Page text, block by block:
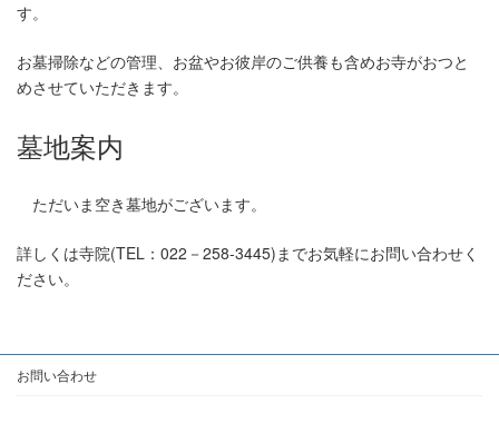
す。
お墓掃除などの管理、お盆やお彼岸のご供養も含めお寺がおつと
めさせていただきます。
墓地案内
ただいま空き墓地がございます。
詳しくは寺院(TEL：022－258-3445)までお気軽にお問い合わせく
ださい。
お問い合わせ